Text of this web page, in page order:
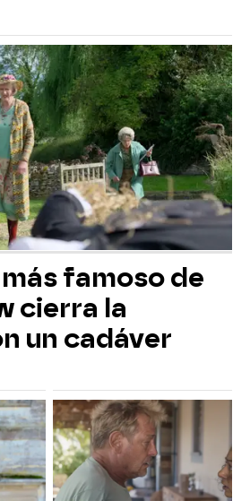
famoso de
cierra la
un cadáver